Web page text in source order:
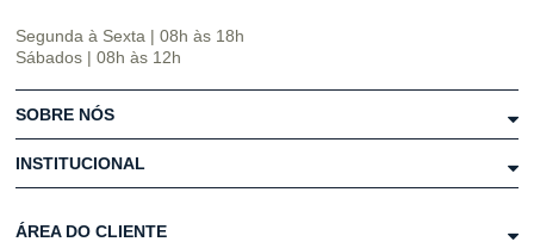
Segunda à Sexta | 08h às 18h
Sábados | 08h às 12h
SOBRE NÓS
INSTITUCIONAL
ÁREA DO CLIENTE